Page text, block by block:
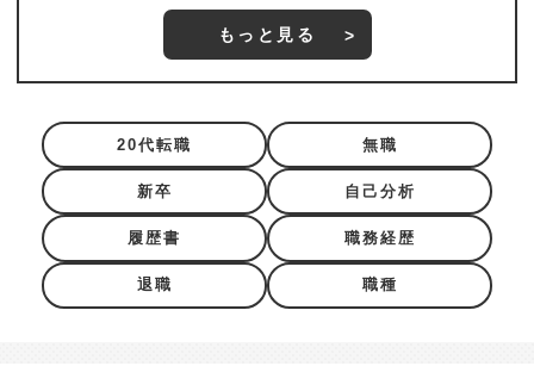
もっと見る
20代転職 無職
新卒 自己分析
履歴書 職務経歴
退職 職種